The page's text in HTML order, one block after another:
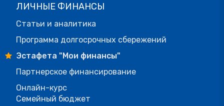
ЛИЧНЫЕ ФИНАНСЫ
Статьи и аналитика
Программа долгосрочных сбережений
Эстафета "Мои финансы"
Партнерское финансирование
Онлайн-курс
Семейный бюджет